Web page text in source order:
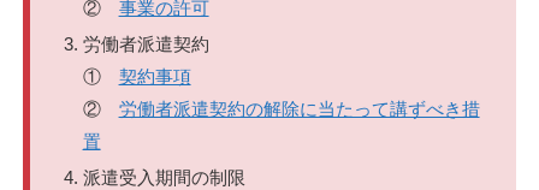
② 事業の許可
労働者派遣契約
① 契約事項
② 労働者派遣契約の解除に当たって講ずべき措
置
派遣受入期間の制限